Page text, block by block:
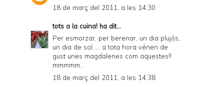
18 de març del 2011, a les 14:30
tots a la cuina! ha dit...
Per esmorzar, per berenar, un dia plujós,
un dia de sol..... a tota hora vénen de
gust unes magdalenes com aquestes!!
mmmmm...
18 de març del 2011, a les 14:38